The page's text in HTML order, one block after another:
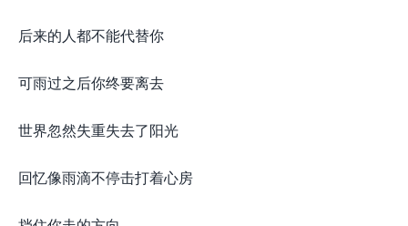
后来的人都不能代替你
可雨过之后你终要离去
世界忽然失重失去了阳光
回忆像雨滴不停击打着心房